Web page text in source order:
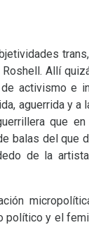
Allí
activismo e
aguerrida y a
que
balas del que
de la artista
político y el